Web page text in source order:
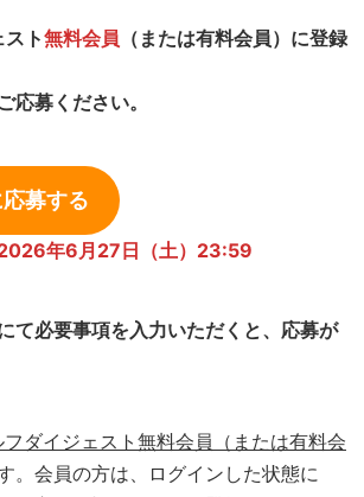
ト無料会員 （または有料会員）に登録
応募ください。
募する
2026年6月27日（土）23:59
て必要事項を入力いただくと、応募が
ダイジェスト無料会員（または有料会
。会員の方は、ログインした状態に